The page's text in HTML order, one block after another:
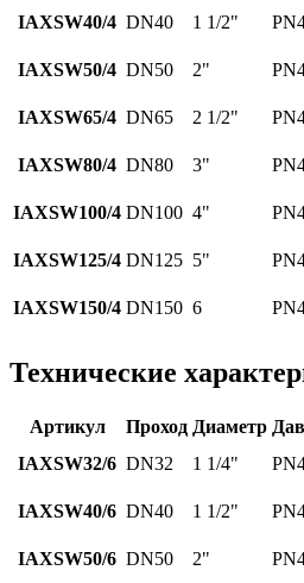
IAXSW40/4 DN40 1 1/2"
IAXSW50/4 DN50 2"
IAXSW65/4 DN65 2 1/2"
IAXSW80/4 DN80 3"
IAXSW100/4 DN100 4"
IAXSW125/4 DN125 5"
IAXSW150/4 DN150 6
Технические
Артикул Проход Диаметр
IAXSW32/6 DN32 1 1/4"
IAXSW40/6 DN40 1 1/2"
IAXSW50/6 DN50 2"